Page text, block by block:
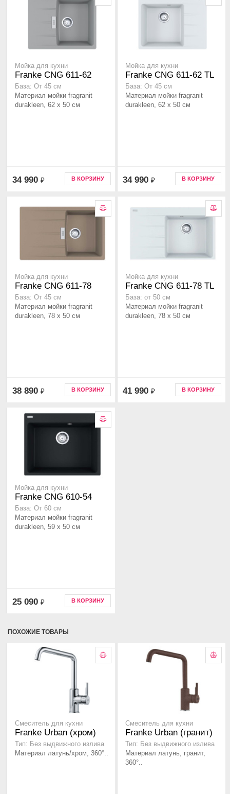
Мойка для кухни
Franke CNG 611-62
База: От 45 см
Материал мойки fragranit
durakleen, 62 x 50 см
34 990 ₽ В КОРЗИНУ
Мойка для кухни
Franke CNG 611-62 TL
База: От 45 см
Материал мойки fragranit
durakleen, 62 x 50 см
34 990 ₽ В КОРЗИНУ
Мойка для кухни
Franke CNG 611-78
База: От 45 см
Материал мойки fragranit
durakleen, 78 x 50 см
38 890 ₽ В КОРЗИНУ
Мойка для кухни
Franke CNG 611-78 TL
База: от 50 см
Материал мойки fragranit
durakleen, 78 x 50 см
41 990 ₽ В КОРЗИНУ
Мойка для кухни
Franke CNG 610-54
База: От 60 см
Материал мойки fragranit
durakleen, 59 x 50 см
25 090 ₽ В КОРЗИНУ
ПОХОЖИЕ ТОВАРЫ
Смеситель для кухни
Franke Urban (хром)
Тип: Без выдвижного излива
Материал латунь/хром, 360°..
Смеситель для кухни
Franke Urban (гранит)
Тип: Без выдвижного излива
Материал латунь, гранит,
360°..